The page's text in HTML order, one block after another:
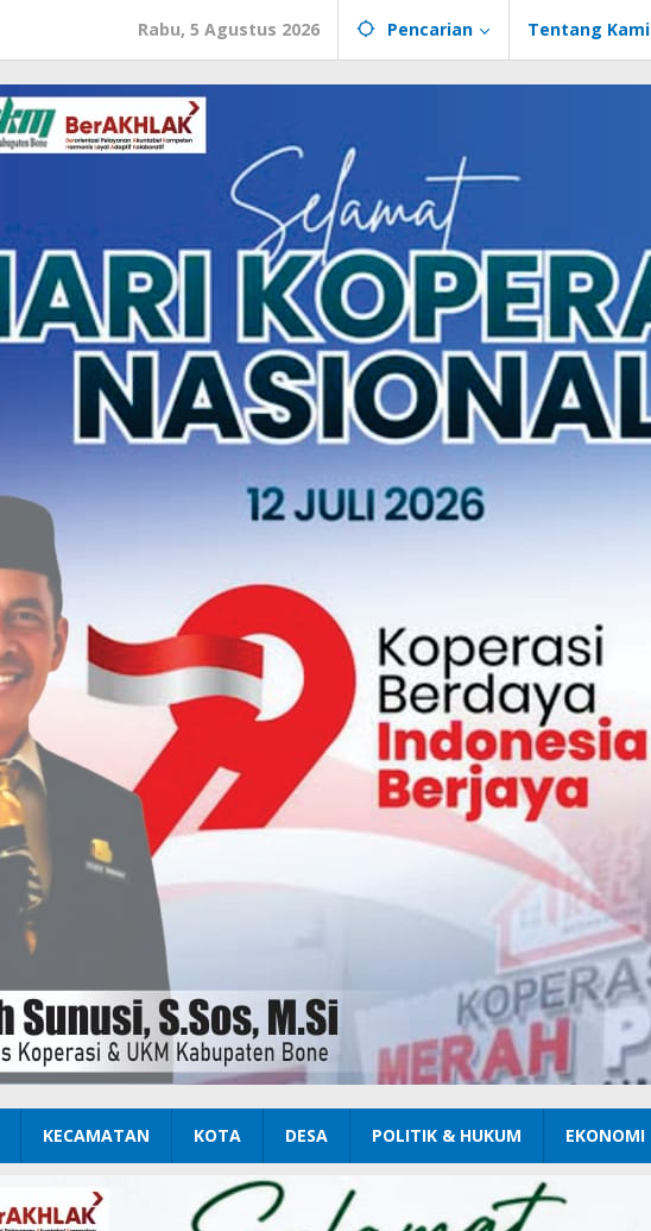
Rabu, 5 Agustus 2026 Pencarian Tentang Kami
KECAMATAN KOTA DESA POLITIK & HUKUM EKONOMI